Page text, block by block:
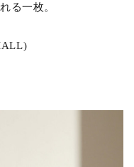
る一枚。